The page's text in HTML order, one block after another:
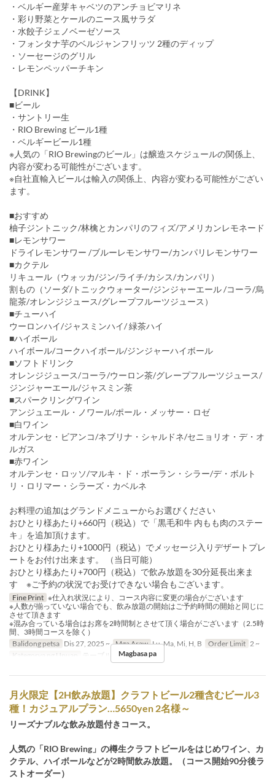
・ベルギー産芽キャベツのアンチョビマリネ
・彩り野菜とケールのニース風サラダ
・水餃子ジェノベーゼソース
・フォンタナ芋のベルジャンフリッツ 2種のディップ
・ソーセージのグリル
・レモンペッパーチキン
【DRINK】
■ビール
・サントリー生
・RIO Brewing ビール1種
・ベルギービール1種
※人気の「RIO Brewingのビール」は醸造スケジュールの関係上、
内容が変わる可能性がございます。
※自社直輸入ビールは輸入の関係上、内容が変わる可能性がござい
ます。
■おすすめ
柚子ジントニック/林檎とカンパリのフィズ/アメリカンレモネード
■レモンサワー
ドライレモンサワー /ブルーレモンサワー/カンパリレモンサワー
■カクテル
リキュール（ウォッカ/ジン/ライチ/カシス/カンパリ）
割もの（ソーダ/トニックウォーター/ジンジャーエール /コーラ/烏
龍茶/オレンジジュース/グレープフルーツジュース）
■チューハイ
ウーロンハイ/ジャスミンハイ/ 緑茶ハイ
■ハイボール
ハイボール/コークハイボール/ジンジャーハイボール
■ソフトドリンク
オレンジジュース/コーラ/ウーロン茶/グレープフルーツジュース/
ジンジャーエール/ジャスミン茶
■スパークリングワイン
アンジュエール・ノワール/ポール・メッサー・ロゼ
■白ワイン
オルテンセ・ビアンコ/ネブリナ・シャルドネ/セニョリオ・デ・オ
ルガス
■赤ワイン
オルテンセ・ロッソ/マルキ・ド・ポーラン・シラー/デ・ボルト
リ・ロリマー・シラーズ・カベルネ
お料理の追加はグランドメニューからお選びください
おひとり様あたり+660円（税込）で「黒毛和牛 内もも肉のステー
キ」を追加頂けます。
おひとり様あたり+1000円（税込）でメッセージ入りデザートプレ
ートをお付け出来ます。 （当日可能）
おひとり様あたり+700円（税込）で飲み放題を30分延長出来ま
す ※ご予約の状況でお受けできない場合もございます。
Fine Print ※仕入れ状況により、コース内容に変更の場合がございます
※人数が揃っていない場合でも、飲み放題の開始はご予約時間の開始と同じに
させて頂きます
※混み合っている場合はお席を2時間制とさせて頂く場合がございます（2.5時
間、3時間コースを除く）
Balidong petsa Dis 27, 2025 ~ Mga Araw Lu, Ma, Mi, H, B Order Limit 2 ~
Kategorya ng Upuan
テーブル, カウンター
Magbasa pa
月火限定【2H飲み放題】クラフトビール2種含むビール3
種！カジュアルプラン…5650yen 2名様～
リーズナブルな飲み放題付きコース。
人気の「RIO Brewing」の樽生クラフトビールをはじめワイン、カ
クテル、ハイボールなどが2時間飲み放題。（コース開始90分後ラ
ストオーダー）